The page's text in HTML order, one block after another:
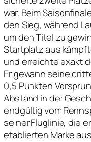
war. Beim
den Sieg, während
um den Titel zu
Startplatz aus
und erreichte exakt
Er gewann seine
0,5 Punkten
Abstand in der
endgültig vom
seiner Fluglinie, die
etablierten Marke